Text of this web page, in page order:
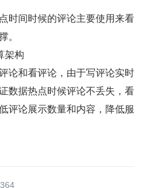
时间时候的评论主要使用来看
架构
论和看评论，由于写评论实时
数据热点时候评论不丢失，看
评论展示数量和内容，降低服